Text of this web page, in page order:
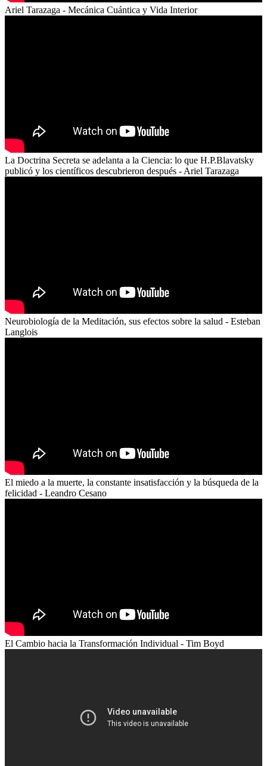
Ariel Tarazaga - Mecánica Cuántica y Vida Interior
La Doctrina Secreta se adelanta a la Ciencia: lo que H.P.Blavatsky
publicó y los científicos descubrieron después - Ariel Tarazaga
Neurobiología de la Meditación, sus efectos sobre la salud - Esteban
Langlois
El miedo a la muerte, la constante insatisfacción y la búsqueda de la
felicidad - Leandro Cesano
El Cambio hacia la Transformación Individual - Tim Boyd